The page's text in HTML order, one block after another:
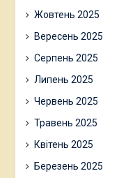
Жовтень 2025
Вересень 2025
Серпень 2025
Липень 2025
Червень 2025
Травень 2025
Квітень 2025
Березень 2025